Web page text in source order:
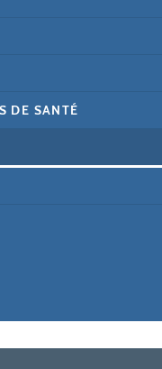
DE SANTÉ